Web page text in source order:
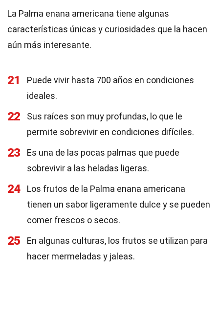
La Palma enana americana tiene algunas
características únicas y curiosidades que la hacen
aún más interesante.
21
Puede vivir hasta 700 años en condiciones
ideales.
22
Sus raíces son muy profundas, lo que le
permite sobrevivir en condiciones difíciles.
23
Es una de las pocas palmas que puede
sobrevivir a las heladas ligeras.
24
Los frutos de la Palma enana americana
tienen un sabor ligeramente dulce y se pueden
comer frescos o secos.
25
En algunas culturas, los frutos se utilizan para
hacer mermeladas y jaleas.